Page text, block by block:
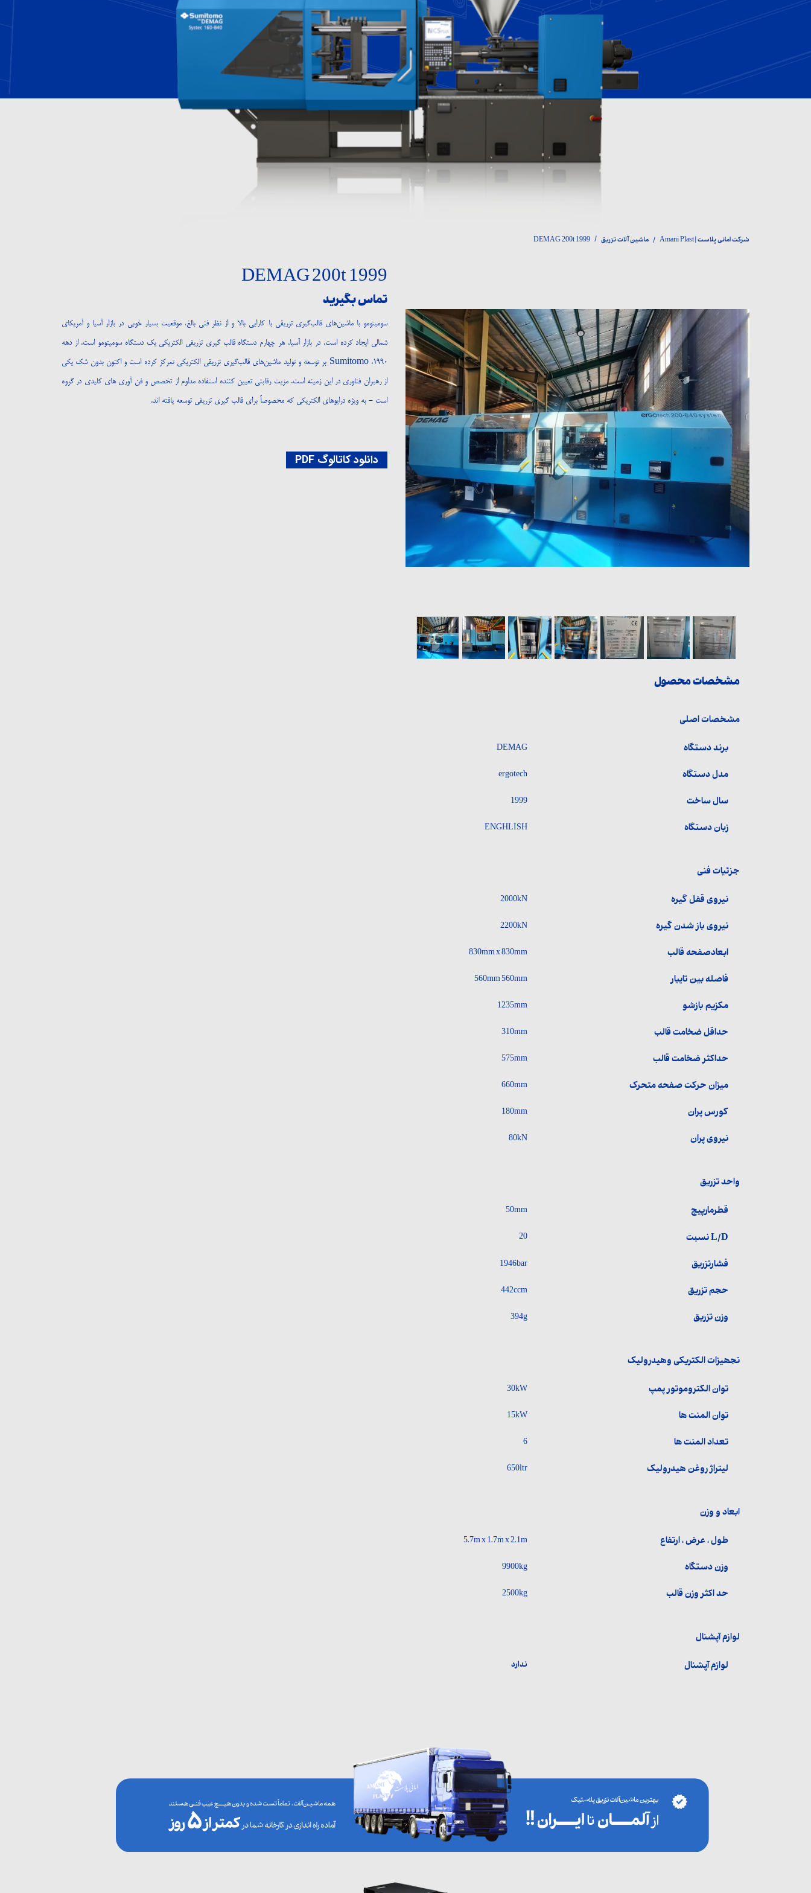
ماشین ابزار
لوازم جانبی
اکسترودر
شرکت امانی پلاست | Amani Plast ماشین آلات تزریق DEMAG 200t 1999
DEMAG 200t 1999
تماس بگیرید
سومیتومو با ماشین‌های قالب‌گیری تزریقی با کارایی بالا و از نظر فنی بالغ، موقعیت بسیار خوبی در بازار آسیا و آمریکای
شمالی ایجاد کرده است. در بازار آسیا، هر چهارم دستگاه قالب گیری تزریقی الکتریکی یک دستگاه سومیتومو است. از دهه
۱۹۹۰، Sumitomo بر توسعه و تولید ماشین‌های قالب‌گیری تزریقی الکتریکی تمرکز کرده است و اکنون بدون شک یکی
از رهبران فناوری در این زمینه است. مزیت رقابتی تعیین کننده استفاده مداوم از تخصص و فن آوری های کلیدی در گروه
است - به ویژه درایوهای الکتریکی که مخصوصاً برای قالب گیری تزریقی توسعه یافته اند.
دانلود کاتالوگ PDF
مشخصات محصول
مشخصات اصلی
برند دستگاه DEMAG
مدل دستگاه ergotech
سال ساخت 1999
زبان دستگاه ENGHLISH
جزئیات فنی
نیروی قفل گیره 2000kN
نیروی باز شدن گیره 2200kN
ابعادصفحه قالب 830mm x 830mm
فاصله بین تایبار 560mm 560mm
مکزیم بازشو 1235mm
حداقل ضخامت قالب 310mm
حداکثر ضخامت قالب 575mm
میزان حرکت صفحه متحرک 660mm
کورس پران 180mm
نیروی پران 80kN
واحد تزریق
قطرمارپیچ 50mm
L/D نسبت 20
فشارتزریق 1946bar
حجم تزریق 442ccm
وزن تزریق 394g
تجھیزات الکتریکی وھیدرولیک
توان الکتروموتور پمپ 30kW
توان المنت ها 15kW
تعداد المنت ها 6
لیتراژ روغن هیدرولیک 650ltr
ابعاد و وزن
طول ، عرض ، ارتفاع 5.7m x 1.7m x 2.1m
وزن دستگاه 9900kg
حد اکثر وزن قالب 2500kg
لوازم آپشنال
لوازم آپشنال ندارد